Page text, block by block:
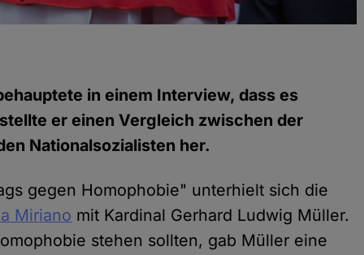
in einem Interview, dass es
er einen Vergleich zwischen der
Nationalsozialisten her.
gegen Homophobie" unterhielt sich die
Miriano mit Kardinal Gerhard Ludwig Müller.
stehen sollten, gab Müller eine